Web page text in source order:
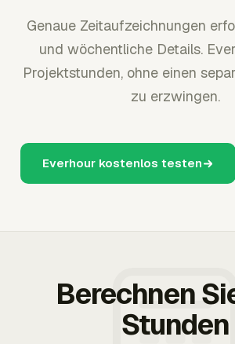
Genaue Zeitaufzeichnungen
und wöchentliche Details.
Projektstunden, ohne einen
zu erzwingen.
Everhour kostenlos testen
Berechnen
Stunden